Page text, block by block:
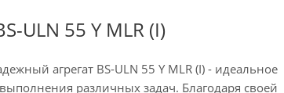
ULN 55 Y MLR (I)
агрегат BS-ULN 55 Y MLR (I) - идеальное
различных задач. Благодаря своей